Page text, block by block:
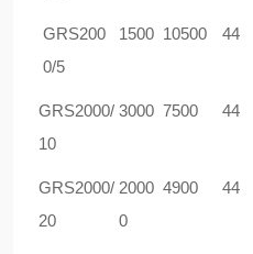
GRS200
0/5
1500 10500 44
GRS2000/
10
3000 7500 44
GRS2000/
20
2000
0
4900 44